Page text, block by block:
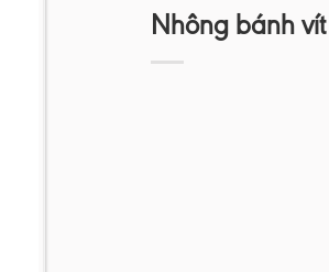
Nhông bánh vít